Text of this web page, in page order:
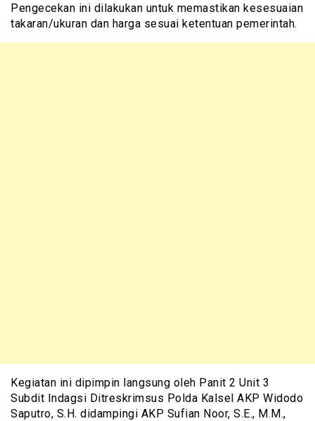
Pengecekan ini dilakukan untuk memastikan kesesuaian
takaran/ukuran dan harga sesuai ketentuan pemerintah.
Kegiatan ini dipimpin langsung oleh Panit 2 Unit 3
Subdit Indagsi Ditreskrimsus Polda Kalsel AKP Widodo
Saputro, S.H. didampingi AKP Sufian Noor, S.E., M.M.,